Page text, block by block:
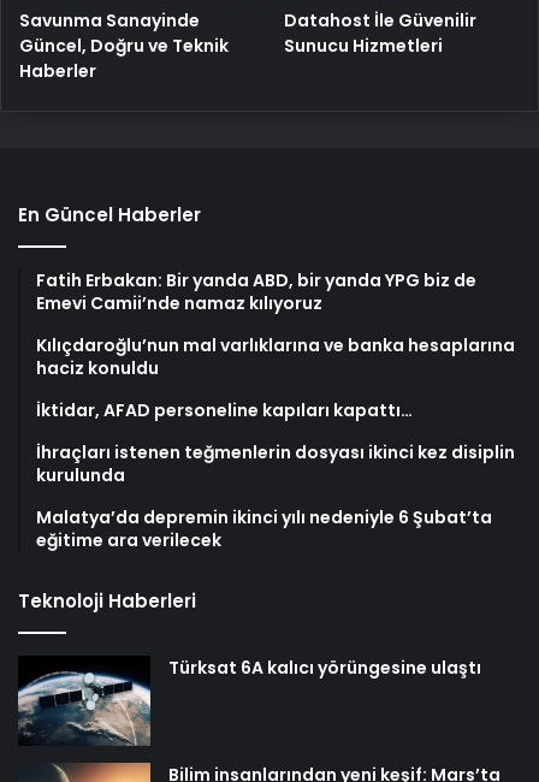
Savunma Sanayinde
Güncel, Doğru ve Teknik
Haberler
Datahost İle Güvenilir
Sunucu Hizmetleri
En Güncel Haberler
Fatih Erbakan: Bir yanda ABD, bir yanda YPG biz de
Emevi Camii’nde namaz kılıyoruz
Kılıçdaroğlu’nun mal varlıklarına ve banka hesaplarına
haciz konuldu
İktidar, AFAD personeline kapıları kapattı…
İhraçları istenen teğmenlerin dosyası ikinci kez disiplin
kurulunda
Malatya’da depremin ikinci yılı nedeniyle 6 Şubat’ta
eğitime ara verilecek
Teknoloji Haberleri
Türksat 6A kalıcı yörüngesine ulaştı
Bilim insanlarından yeni keşif: Mars’ta